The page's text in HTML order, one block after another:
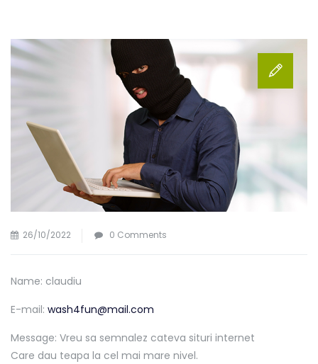
26/10/2022 0 Comments
Name: claudiu
E-mail: wash4fun@mail.com
Message: Vreu sa semnalez cateva situri internet
Care dau teapa la cel mai mare nivel.